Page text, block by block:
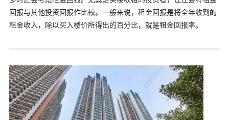
回报与其他投资回报作比较。一般来说，租金回报是将全年收到的
租金收入，除以买入楼价所得出的百分比，就是租金回报率。